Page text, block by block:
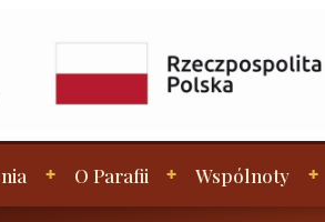
O Parafii Wspólnoty